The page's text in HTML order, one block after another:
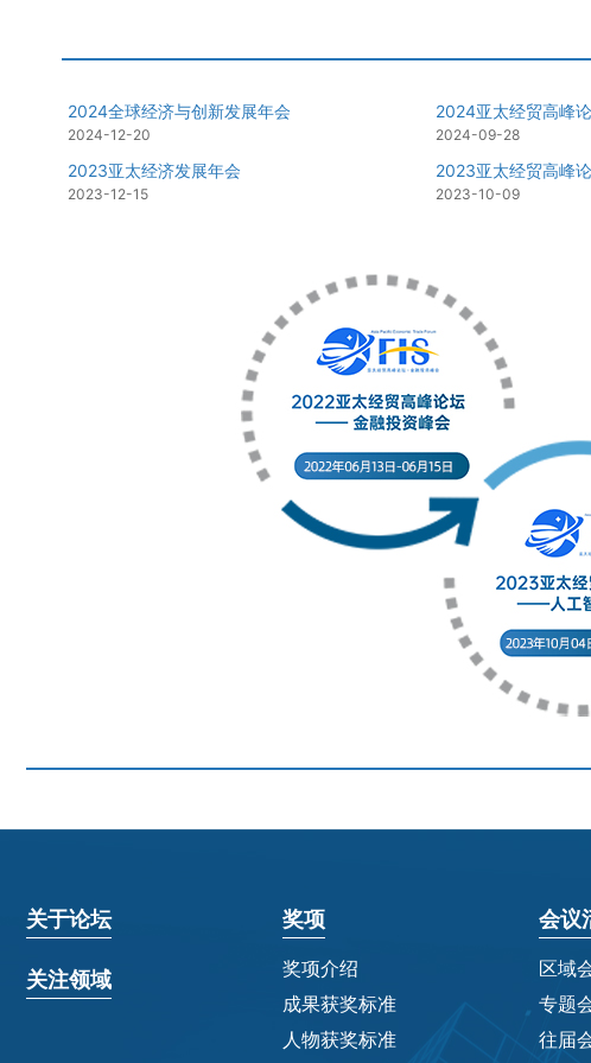
2024全球经济与创新发展年会
2024-12-20
2024亚太经贸高峰
2024-09-28
2023亚太经济发展年会
2023-12-15
2023亚太经贸高峰
2023-10-09
关于论坛
关注领域
奖项
奖项介绍
成果获奖标准
人物获奖标准
会议
区域
专题
往届